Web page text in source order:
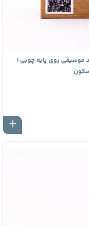
موسیقی روی پایه چوبی |
سکون